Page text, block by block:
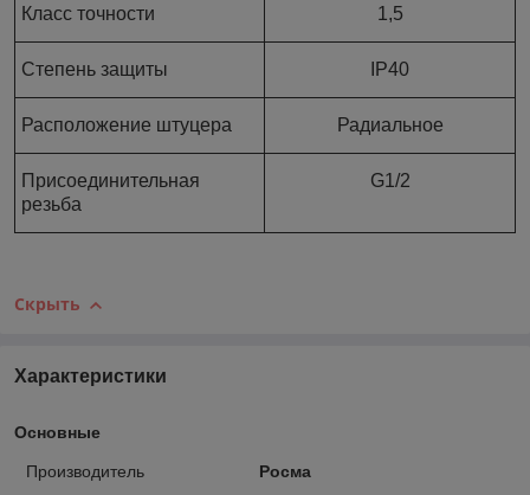
Класс точности 1,5
Степень защиты IP40
Расположение штуцера Радиальное
Присоединительная
резьба
G1/2
Скрыть
Характеристики
Основные
Производитель
Росма